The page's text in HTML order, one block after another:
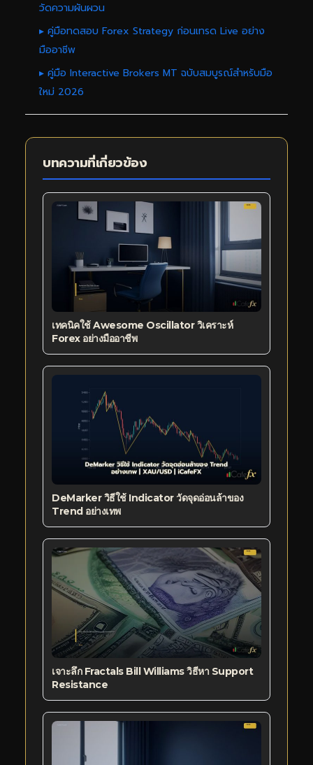
วัดความผันผวน
▸ คู่มือทดสอบ Forex Strategy ก่อนเทรด Live อย่าง
มืออาชีพ
▸ คู่มือ Interactive Brokers MT ฉบับสมบูรณ์สำหรับมือ
ใหม่ 2026
บทความที่เกี่ยวข้อง
เทคนิคใช้ Awesome Oscillator วิเคราะห์
Forex อย่างมืออาชีพ
DeMarker วิธีใช้ Indicator วัดจุดอ่อนล้าของ
Trend อย่างเทพ
เจาะลึก Fractals Bill Williams วิธีหา Support
Resistance